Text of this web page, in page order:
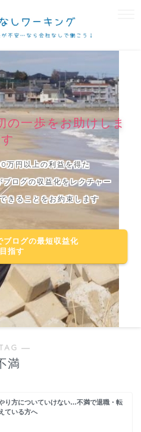
の一歩をお助けしま
す
万円以上の利益を得た
ログの収益化をレクチャー
きることをお約束します
ブログの最短収益化
指す
―
満
り方についていけない…不満で退職・転
ている方へ